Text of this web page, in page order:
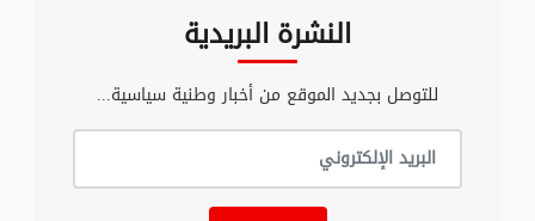
النشرة البريدية
للتوصل بجديد الموقع من أخبار وطنية سياسية...